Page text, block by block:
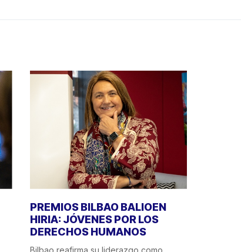
PREMIOS BILBAO BALIOEN
HIRIA: JÓVENES POR LOS
DERECHOS HUMANOS
Bilbao reafirma su liderazgo como